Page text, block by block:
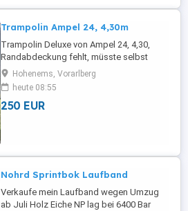
ohne Liegeplatz. Technische ...
Trampolin Ampel 24, 4,30m
Trampolin Deluxe von Ampel 24, 4,30,
Randabdeckung fehlt, müsste selbst
abgebaut werden
Hohenems, Vorarlberg
heute 08:55
250 EUR
Nohrd Sprintbok Laufband
Verkaufe mein Laufband wegen Umzug
ab Juli Holz Eiche NP lag bei 6400 Bar